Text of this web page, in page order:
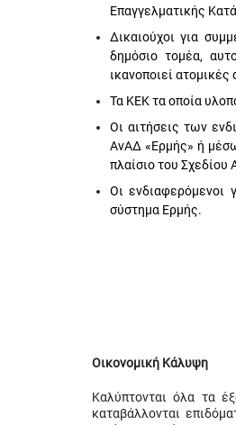
Επαγγελματικής
Δικαιούχοι για
δημόσιο τομέα,
ικανοποιεί
Τα ΚΕΚ τα οποία
Οι αιτήσεις των
ΑνΑΔ «Ερμής» ή
πλαίσιο του
Οι
σύστημα Ερμής.
Οικονομική Κάλυψη
Καλύπτονται όλα τα
καταβάλλονται